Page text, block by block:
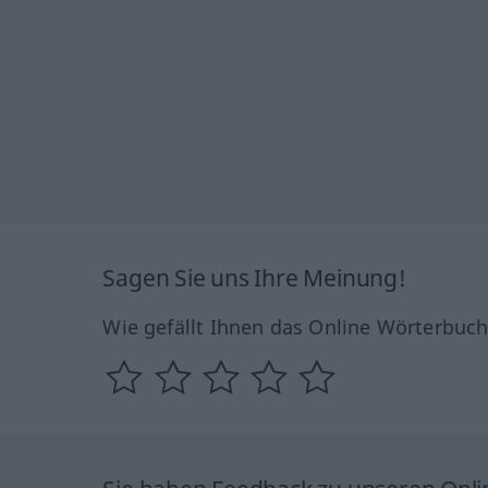
Sagen Sie uns Ihre Meinung!
Wie gefällt Ihnen das Online